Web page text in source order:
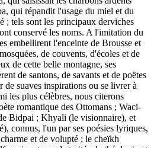
qui répandit l'usage du miel et du
tels sont les principaux derviches
conservé les noms. A l'imitation du
embellirent l'enceinte de Brousse et
de couvents, d'écoles et de
de cette belle montagne, ses
de santons, de savants et de poëtes
suaves inspirations ou se livrer à
les plus célèbres, nous citerons
romantique des Ottomans ; Waci-
Bidpai ; Khyali (le visionnaire), et
connus, l'un par ses poésies lyriques,
et de volupté ; le cheïkh